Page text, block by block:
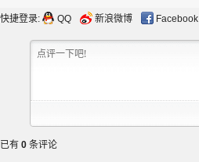
于
快捷登录: QQ 新浪微博 Facebook
已有 0 条评论